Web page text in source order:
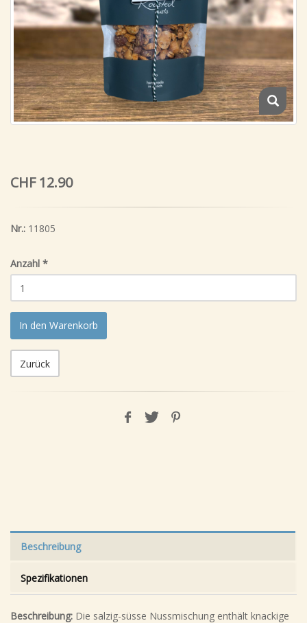
CHF 12.90
Nr.: 11805
Anzahl *
In den Warenkorb
Zurück
Beschreibung
Spezifikationen
Beschreibung: Die salzig-süsse Nussmischung enthält knackige